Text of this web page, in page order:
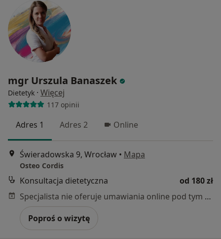
mgr Urszula Banaszek
Dietetyk · Więcej
117 opinii
Adres 1 Adres 2 Online
Świeradowska 9, Wrocław • Mapa
Osteo Cordis
Konsultacja dietetyczna
od 180 zł
Specjalista nie oferuje umawiania online pod tym adresem.
Poproś o wizytę